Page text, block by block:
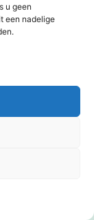
u geen
een nadelige
modus: